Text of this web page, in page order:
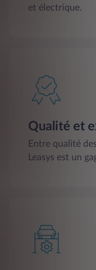
et électrique.
Qualité et
Entre qualité
Leasys est un